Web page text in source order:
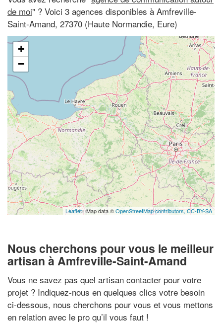
de moi" ? Voici 3 agences disponibles à Amfreville-
Saint-Amand, 27370 (Haute Normandie, Eure)
+
−
Leaflet| Map data ©OpenStreetMap contributors, CC-BY-SA
Nous cherchons pour vous le meilleur
artisan à Amfreville-Saint-Amand
Vous ne savez pas quel artisan contacter pour votre
projet ? Indiquez-nous en quelques clics votre besoin
ci-dessous, nous cherchons pour vous et vous mettons
en relation avec le pro qu’il vous faut !